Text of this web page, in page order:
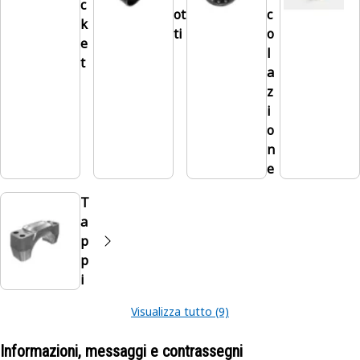
c
k
e
t
ot
ti
c
o
l
a
z
i
o
n
e
T
a
p
p
i
Visualizza tutto (9)
Informazioni, messaggi e contrassegni